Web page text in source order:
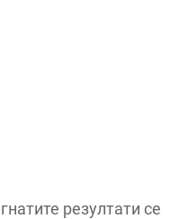
резултати се